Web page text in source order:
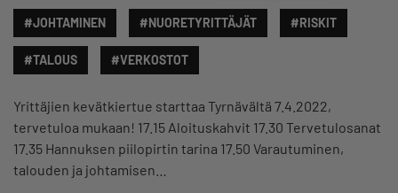
#JOHTAMINEN #NUORETYRITTÄJÄT #RISKIT
#TALOUS #VERKOSTOT
Yrittäjien kevätkiertue starttaa Tyrnävältä 7.4.2022,
tervetuloa mukaan! 17.15 Aloituskahvit 17.30 Tervetulosanat
17.35 Hannuksen piilopirtin tarina 17.50 Varautuminen,
talouden ja johtamisen…